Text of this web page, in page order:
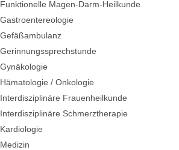
Funktionelle Magen-Darm-Heilkunde
Gastroentereologie
Gefäßambulanz
Gerinnungssprechstunde
Gynäkologie
Hämatologie / Onkologie
Interdisziplinäre Frauenheilkunde
Interdisziplinäre Schmerztherapie
Kardiologie
Medizin